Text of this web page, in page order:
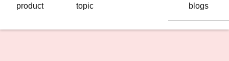
product
topic
blogs